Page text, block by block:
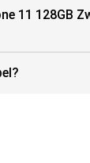
11 128GB